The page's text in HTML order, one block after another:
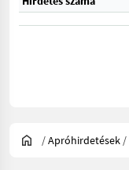
/Apróhirdetések /